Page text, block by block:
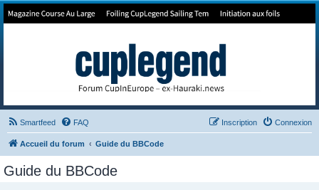
Forum de Cup In Europe
Smartfeed FAQ Connexion
Inscription
Accueil du forum Guide du BBCode
Guide du BBCode